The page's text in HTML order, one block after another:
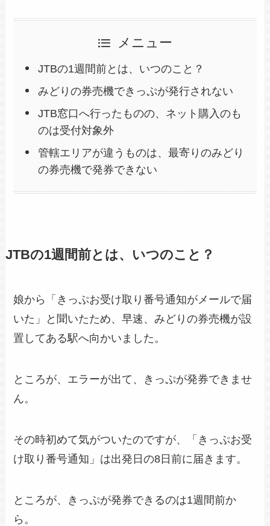
メニュー
JTBの1週間前とは、いつのこと？
みどりの券売機できっぷが発行されない
JTB窓口へ行ったものの、ネット購入のも
のは受付対象外
管轄エリアが違うものは、最寄りのみどり
の券売機で発券できない
JTBの1週間前とは、いつのこと？
娘から「きっぷお受け取り番号通知がメールで届
いた」と聞いたため、早速、みどりの券売機が設
置してある駅へ向かいました。
ところが、エラーが出て、きっぷが発券できませ
ん。
その時初めて気がついたのですが、「きっぷお受
け取り番号通知」は出発日の8日前に届きます。
ところが、きっぷが発券できるのは1週間前か
ら。